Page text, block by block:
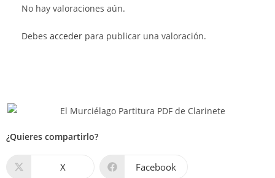
¿Quieres compartirlo?
X Facebook
No hay valoraciones aún.
Debes acceder para publicar una valoración.